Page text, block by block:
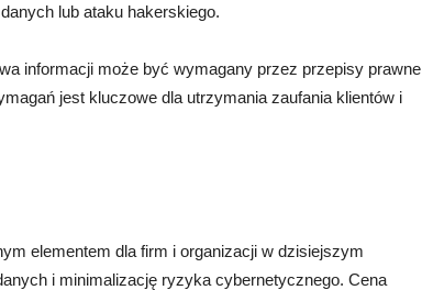
lub ataku hakerskiego.
informacji może być wymagany przez przepisy prawne
jest kluczowe dla utrzymania zaufania klientów i
elementem dla firm i organizacji w dzisiejszym
i minimalizację ryzyka cybernetycznego. Cena